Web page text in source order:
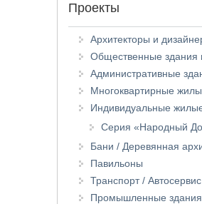
Проекты
Архитекторы и
Общественные здания
Административные
Многоквартирные
Индивидуальные
Серия «Народный
Бани / Деревянная
Павильоны
Транспорт / Автосервис
Промышленные